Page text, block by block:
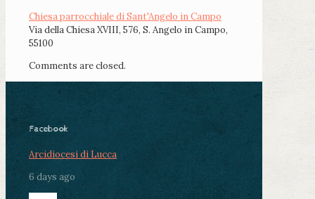
Chiesa parrocchiale di Sant'Angelo in Campo
Via della Chiesa XVIII, 576, S. Angelo in Campo,
55100
Comments are closed.
Facebook
Arcidiocesi di Lucca
6 days ago